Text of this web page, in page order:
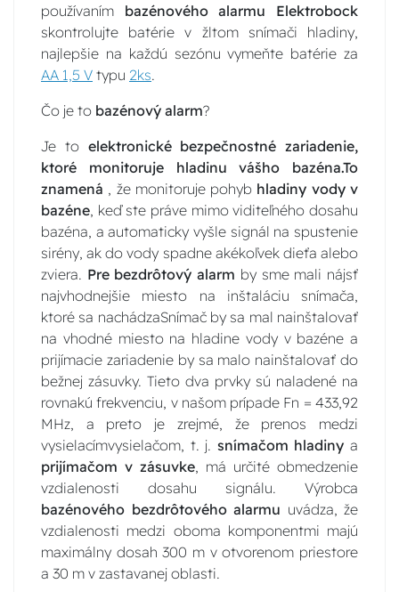
používaním bazénového alarmu Elektrobock
skontrolujte batérie v žltom snímači hladiny,
najlepšie na každú sezónu vymeňte batérie za
AA 1,5 V typu 2ks.
Čo je to bazénový alarm?
Je to elektronické bezpečnostné zariadenie,
ktoré monitoruje hladinu vášho bazéna.To
znamená , že monitoruje pohyb hladiny vody v
bazéne, keď ste práve mimo viditeľného dosahu
bazéna, a automaticky vyšle signál na spustenie
sirény, ak do vody spadne akékoľvek dieťa alebo
zviera. Pre bezdrôtový alarm by sme mali nájsť
najvhodnejšie miesto na inštaláciu snímača,
ktoré sa nachádzaSnímač by sa mal nainštalovať
na vhodné miesto na hladine vody v bazéne a
prijímacie zariadenie by sa malo nainštalovať do
bežnej zásuvky. Tieto dva prvky sú naladené na
rovnakú frekvenciu, v našom prípade Fn = 433,92
MHz, a preto je zrejmé, že prenos medzi
vysielacímvysielačom, t. j. snímačom hladiny a
prijímačom v zásuvke, má určité obmedzenie
vzdialenosti dosahu signálu. Výrobca
bazénového bezdrôtového alarmu uvádza, že
vzdialenosti medzi oboma komponentmi majú
maximálny dosah 300 m v otvorenom priestore
a 30 m v zastavanej oblasti.